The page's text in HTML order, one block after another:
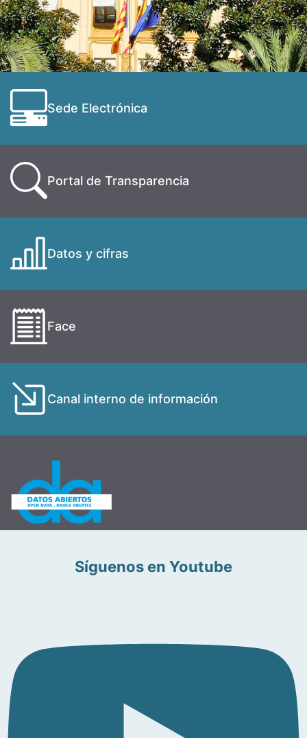
Sede Electrónica
Portal de Transparencia
Datos y cifras
Face
Canal interno de información
Síguenos en Youtube